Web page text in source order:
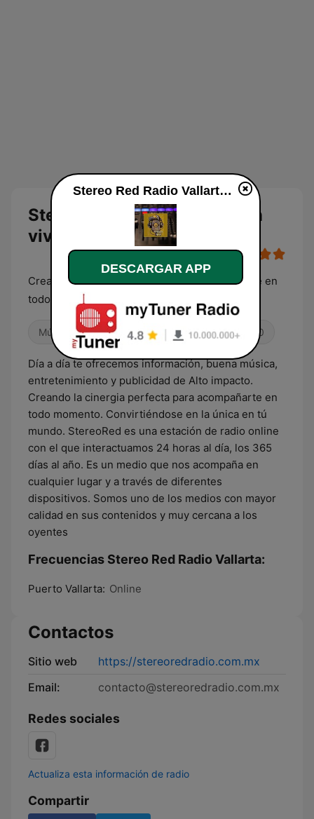
Stereo Red Radio Vallarta en
vivo
Creando la cinergia perfecta para acompañarte en
todo momento.
Música mexicana Éxitos clásicos Años 90
Día a día te ofrecemos información, buena música,
entretenimiento y publicidad de Alto impacto.
Creando la cinergia perfecta para acompañarte en
todo momento. Convirtiéndose en la única en tú
mundo. StereoRed es una estación de radio online
con el que interactuamos 24 horas al día, los 365
días al año. Es un medio que nos acompaña en
cualquier lugar y a través de diferentes
dispositivos. Somos uno de los medios con mayor
calidad en sus contenidos y muy cercana a los
oyentes
Frecuencias Stereo Red Radio Vallarta:
Puerto Vallarta: Online
Contactos
Sitio web
https://stereoredradio.com.mx
Email:
contacto@stereoredradio.com.mx
Redes sociales
Actualiza esta información de radio
Compartir
Stereo Red Radio Vallarta en vivo
DESCARGAR APP